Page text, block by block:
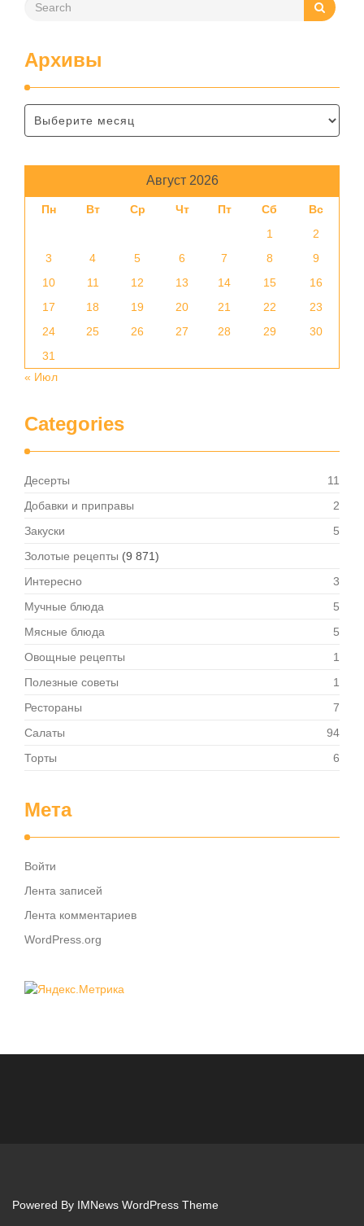
Архивы
Август 2026
Пн Вт Ср Чт Пт Сб
Вс
1
2
3
4 5 6 7 8
9
10
11 12 13 14 15
16
17
18 19 20 21 22
23
24
25 26 27 28 29
30
31
« Июл
Categories
Десерты
11
Добавки и приправы
2
Закуски
5
Золотые рецепты (9 871)
Интересно
3
Мучные блюда
5
Мясные блюда
5
Овощные рецепты
1
Полезные советы
1
Рестораны
7
Салаты
94
Торты
6
Мета
Войти
Лента записей
Лента комментариев
WordPress.org
Powered By IMNews WordPress Theme